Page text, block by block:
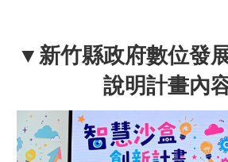
▼ 新竹縣政府數位發
說明計畫內容